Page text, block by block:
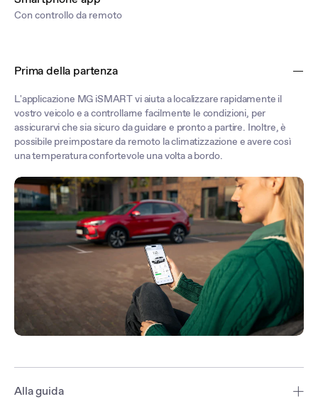
Con controllo da remoto
Prima della partenza
L'applicazione MG iSMART vi aiuta a localizzare rapidamente il
vostro veicolo e a controllarne facilmente le condizioni, per
assicurarvi che sia sicuro da guidare e pronto a partire. Inoltre, è
possibile preimpostare da remoto la climatizzazione e avere così
una temperatura confortevole una volta a bordo.
Alla guida